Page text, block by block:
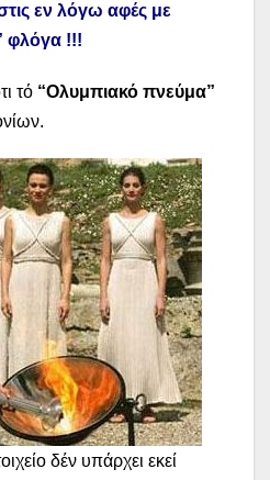
εν λόγω αφές με
φλόγα !!!
τό “Ολυμπιακό πνεύμα”
δέν υπάρχει εκεί